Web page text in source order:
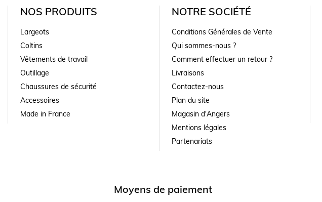
NOS PRODUITS
Largeots
Coltins
Vêtements de travail
Outillage
Chaussures de sécurité
Accessoires
Made in France
NOTRE SOCIÉTÉ
Conditions Générales de Vente
Qui sommes-nous ?
Comment effectuer un retour ?
Livraisons
Contactez-nous
Plan du site
Magasin d'Angers
Mentions légales
Partenariats
Moyens de paiement